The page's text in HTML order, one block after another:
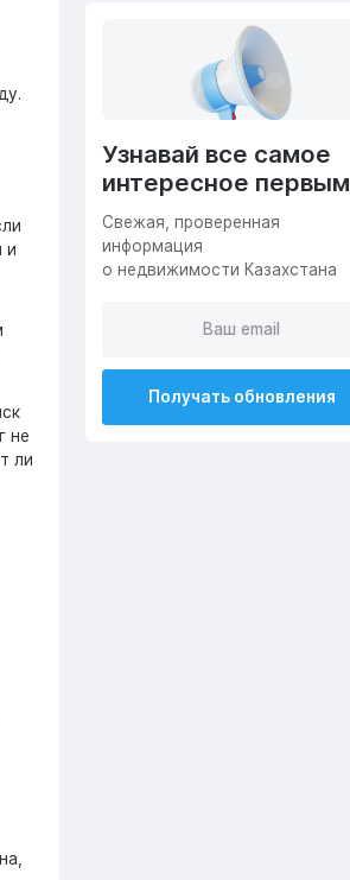
и
не
ли
Узнавай все самое
интересное первым
Cвежая, проверенная
информация
о недвижимости Казахстана
Получать обновления